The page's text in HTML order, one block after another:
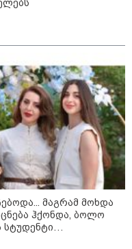
ასე ვარ..
საქართველოზე
2026
ანომალიური
- ტრამპის
“UFO”- ს
მორიგი პაკეტი
2026
ამაღელვებელი
ვრცელდება - როგორ
56 წლის კაცმა
აბობოქრებულ ზღვაში
მაგრამ მოხდა
ჰქონდა, ბოლო
სტუდენტი